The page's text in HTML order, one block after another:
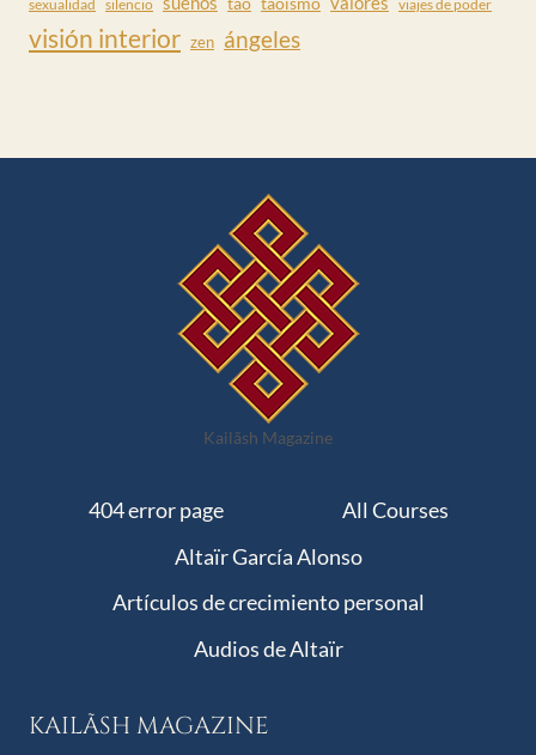
sexualidad silencio viajes de poder
visión interior zen ángeles
Kailãsh Magazine
404 error page
All Courses
Altaïr García Alonso
Artículos de crecimiento personal
Audios de Altaïr
KAILÃSH MAGAZINE